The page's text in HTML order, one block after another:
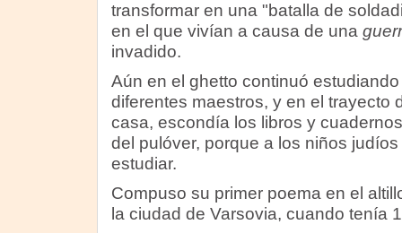
transformar en una "batalla de
en el que vivían a causa de una
invadido.
Aún en el ghetto continuó
diferentes maestros, y en el trayecto
casa, escondía los libros y
del pulóver, porque a los niños
estudiar.
Compuso su primer poema en el
la ciudad de Varsovia, cuando tenía